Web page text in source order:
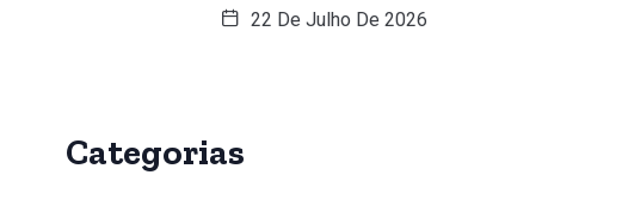
22 De Julho De 2026
Categorias